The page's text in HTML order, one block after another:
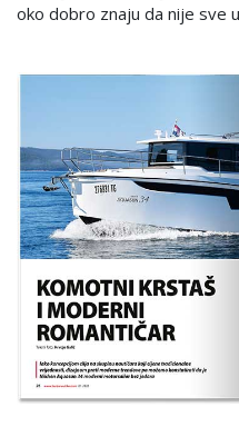
oko dobro znaju da nije sve